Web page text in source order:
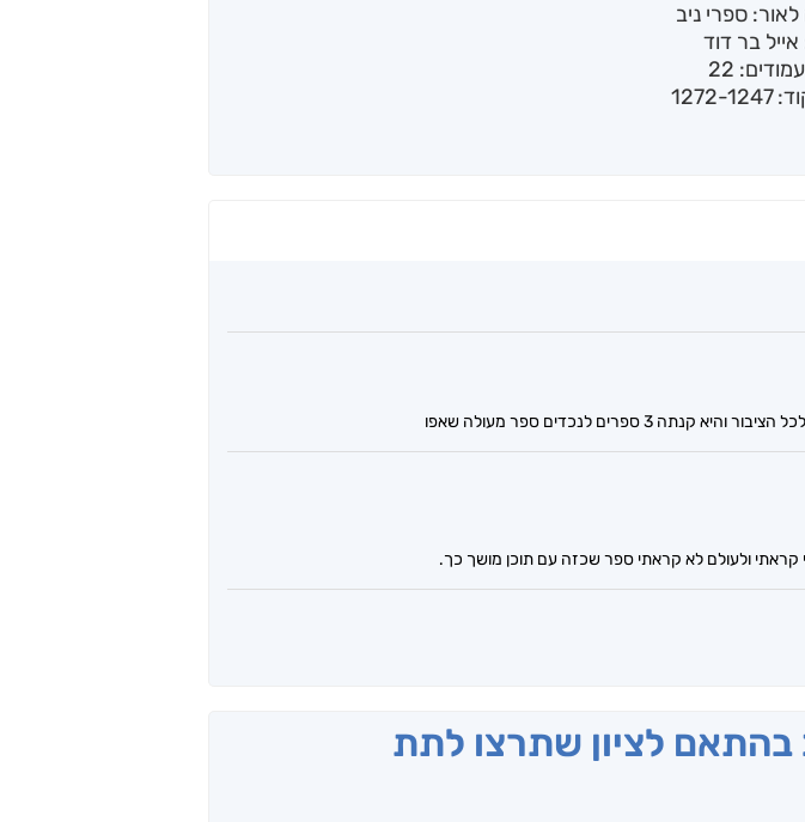
ספרי ניב
בר דוד
22
1247
לנכדים ספר מעולה שאפו
קראתי ולעולם לא קראתי ספר שכזה עם תוכן מושך כך.
בהתאם לציון שתרצו לתת